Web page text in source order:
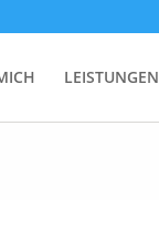
LEISTUNGEN